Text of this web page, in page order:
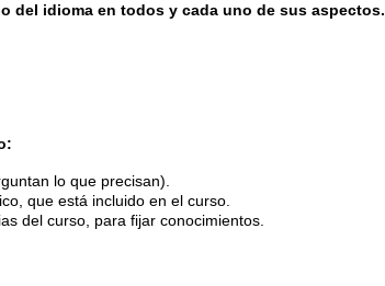
del idioma en todos y cada uno de sus aspectos.
lo que precisan).
que está incluido en el curso.
del curso, para fijar conocimientos.